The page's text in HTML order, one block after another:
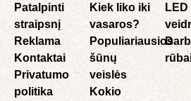
Patalpinti
straipsnį
Reklama
Kontaktai
Privatumo
politika
Kiek liko iki
vasaros?
Populiariausios
šūnų
veislės
Kokio
LED